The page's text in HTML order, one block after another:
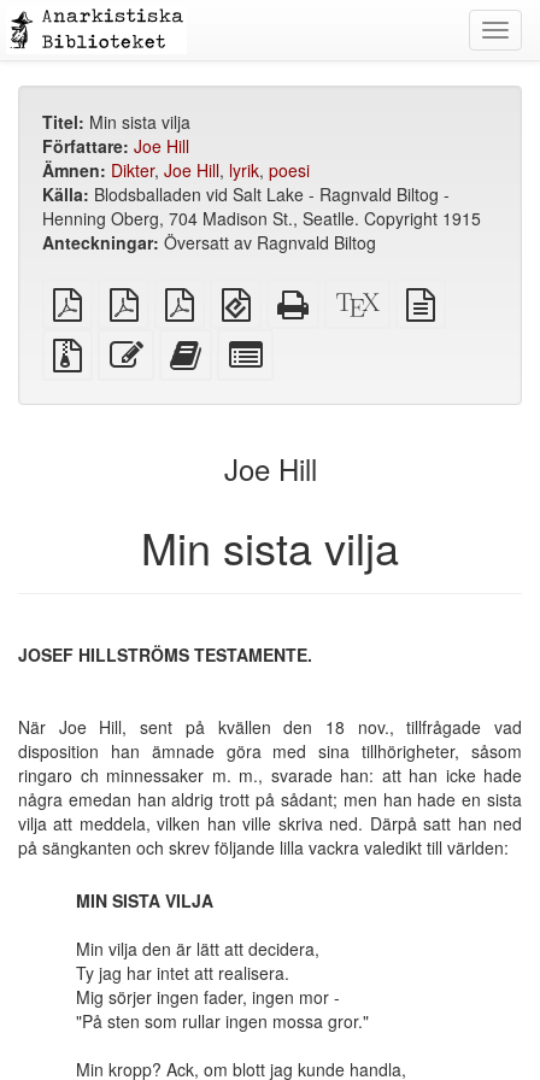
Titel: Min sista vilja
Författare: Joe Hill
Ämnen: Dikter, Joe Hill, lyrik, poesi
Källa: Blodsballaden vid Salt Lake - Ragnvald Biltog -
Henning Oberg, 704 Madison St., Seatlle. Copyright 1915
Anteckningar: Översatt av Ragnvald Biltog
plain
PDF
A4
imposed
PDF
Letter
imposed
PDF
EPUB
(för
mobila
enheter)
Fristående
HTML
XeLaTeX
källa
Källfiler
med
Redigera
denna
Lägg
text
bokskaparen
for
bookbuilder
Joe Hill
Min sista vilja
JOSEF HILLSTRÖMS TESTAMENTE.
När Joe Hill, sent på kvällen den 18 nov., tillfrågade vad
disposition han ämnade göra med sina tillhörigheter, såsom
ringaro ch minnessaker m. m., svarade han: att han icke hade
några emedan han aldrig trott på sådant; men han hade en sista
vilja att meddela, vilken han ville skriva ned. Därpå satt han ned
på sängkanten och skrev följande lilla vackra valedikt till världen:
MIN SISTA VILJA
Min vilja den är lätt att decidera,
Ty jag har intet att realisera.
Mig sörjer ingen fader, ingen mor -
"På sten som rullar ingen mossa gror."
Min kropp? Ack, om blott jag kunde handla,